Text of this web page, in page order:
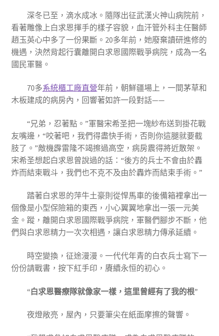
深冬已至，滴水成冰。隨隊出征武漢火神山病院前，
看著雕像上白求恩揮手的樣子容貌，血汗管外科主任醫師
趙玉英心中多了一份果斷。20多年前，她廢棄讀研進修的
機遇，決然背起行囊離開白求恩國際戰爭病院，成為一名
國民軍醫。
70多系統櫃工廠直營年前，朝鮮疆場上，一間茅草和
木板建成的病房內，回響著如許一段對話——
“兄弟，忍著點。”軍醫宋希圣把一塊紗布送到掛花戰
友嘴邊，“咬著吧，我們得盡快手術，否則你這腿就要截
肢了。”敵機霹雷隆不竭擦過高空，病房震得將近散架。
宋希圣想起白求恩曾說過的話：“後方的兵士不會由於轟
炸而結束戰斗，我們也不克不及由於轟炸而結束手術。”
踏著白求恩的萍牛土豪則從悍馬車的後備箱裡拿出一
個像是小型保險箱的東西，小心翼翼地拿出一張一元美
金。蹤，離開白求恩國際戰爭病院，軍醫們腳步不斷，他
們與白求恩精力一次次相遇，讓白求恩精力傳承延續。
時空變換，征途漫漫。一代代年青的白衣兵士寫下一
份份請戰書，按下紅手印，賡續永恒的初心。
“白求恩醫療隊就像家一樣，這里曾經有了我的根”
夜燈敞亮，屋內，只要筆尖在紙面摩擦的聲響。